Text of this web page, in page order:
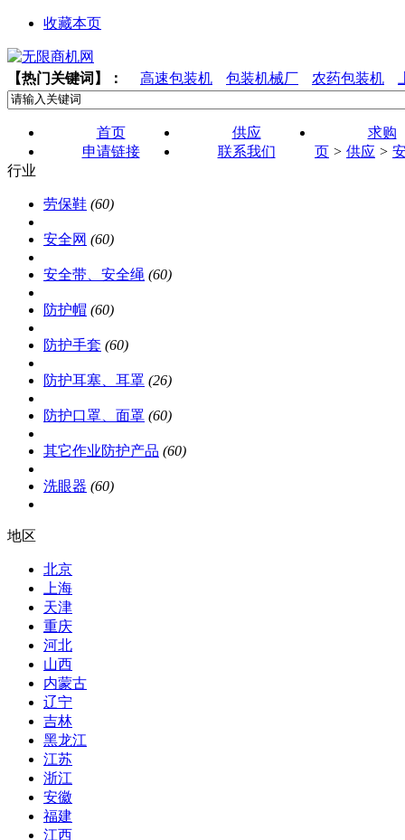
收藏本页
【热门关键词】： 高速包装机 包装机械厂 农药包装机
首页 供应
求购
申请链接
联系我们 页 > 供应 >
行业
劳保鞋 (60)
安全网 (60)
安全带、安全绳 (60)
防护帽 (60)
防护手套 (60)
防护耳塞、耳罩 (26)
防护口罩、面罩 (60)
其它作业防护产品 (60)
洗眼器 (60)
地区
北京
上海
天津
重庆
河北
山西
内蒙古
辽宁
吉林
黑龙江
江苏
浙江
安徽
福建
江西